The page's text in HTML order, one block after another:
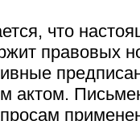
что
правовых
актом.